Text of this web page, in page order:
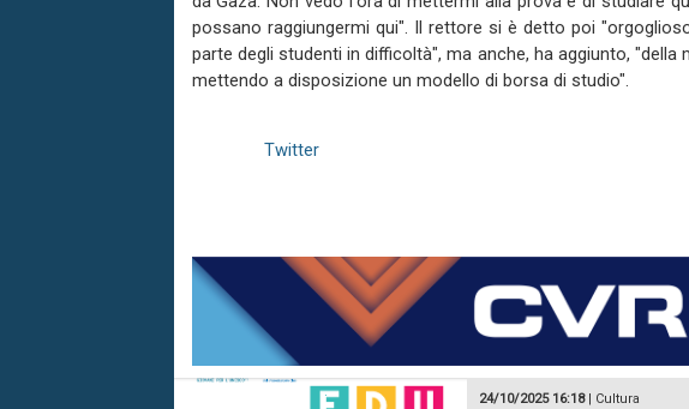
possano raggiungermi qui". Il rettore si è detto poi
parte degli studenti in difficoltà", ma anche, ha aggiunto,
mettendo a disposizione un modello di borsa di studio".
Twitter
24/10/2025 16:18| Cultura